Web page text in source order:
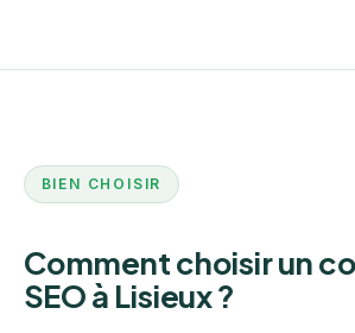
BIEN CHOISIR
Comment choisir un
SEO à Lisieux ?